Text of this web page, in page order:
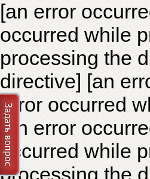
[an error
occurred while
processing the
directive] [an
error occurred
[an error
occurred while
processing the